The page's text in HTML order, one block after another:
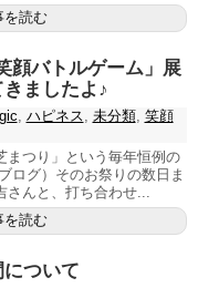
を読む
顔バトルゲーム」展
ましたよ♪
, ハピネス, 未分類, 笑顔
まつり」という毎年恒例の
ログ）そのお祭りの数日ま
さんと、打ち合わせ...
を読む
ついて